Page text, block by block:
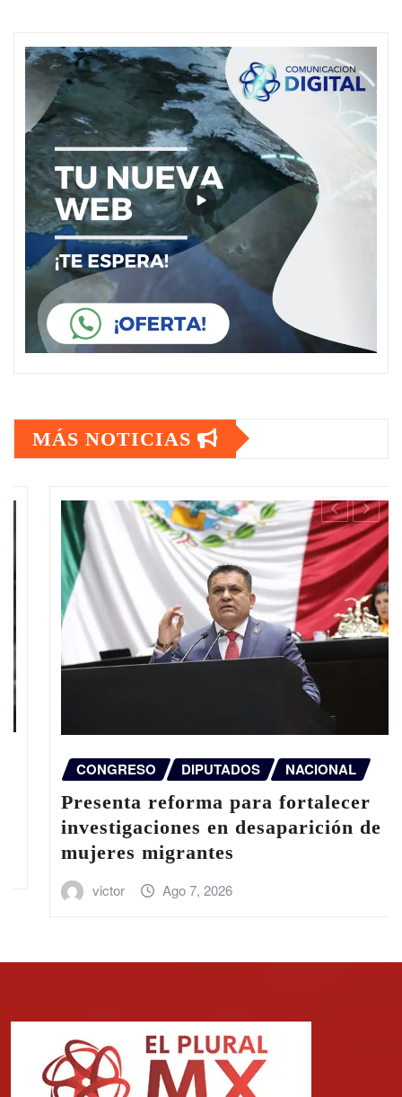
MÁS NOTICIAS
CONGRESO DIPUTADOS NACIONAL
Presenta reforma para fortalecer
investigaciones en desaparición de
mujeres migrantes
victor Ago 7, 2026